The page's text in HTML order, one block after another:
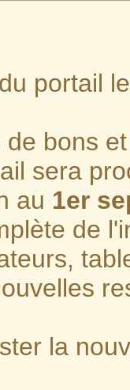
portail
bons
sera
au 1er
de
la